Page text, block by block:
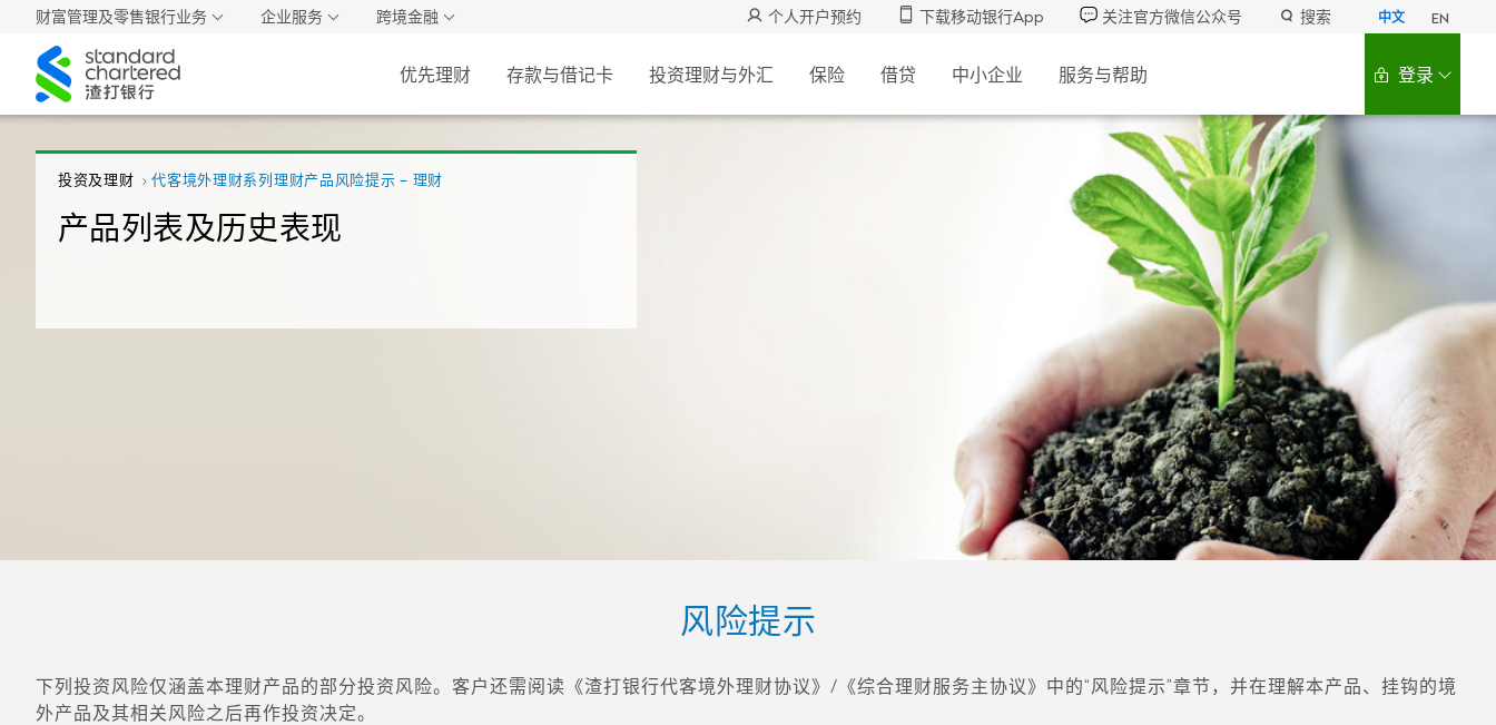
财富管理及零售银行业务 企业服务 跨境金融 个人开户预约 下载移动银行App 关注官方微信公众号 搜索 中文 EN
渣
打
中
国
优先理财 存款与借记卡 投资理财与外汇 保险 借贷 中小企业 服务与帮助 登录
投资及理财 代客境外理财系列理财产品风险提示 – 理财
产品列表及历史表现
风险提示
下列投资风险仅涵盖本理财产品的部分投资风险。客户还需阅读《渣打银行代客境外理财协议》/《综合理财服务主协议》中的“风险提示”章节，并在理解本产品、挂钩的境
外产品及其相关风险之后再作投资决定。